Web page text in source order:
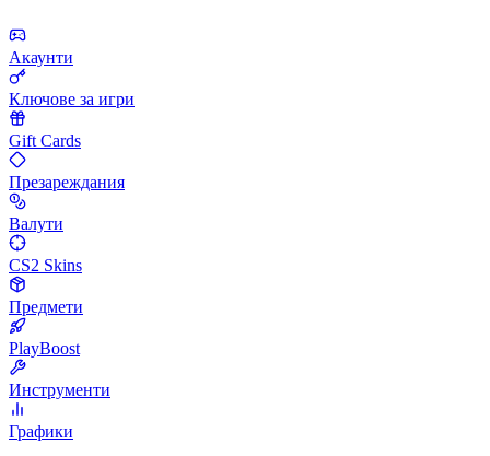
Акаунти
Ключове за игри
Gift Cards
Презареждания
Валути
CS2 Skins
Предмети
PlayBoost
Инструменти
Графики